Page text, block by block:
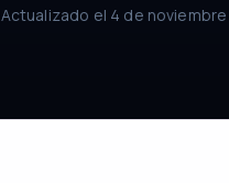
Actualizado el 4 de